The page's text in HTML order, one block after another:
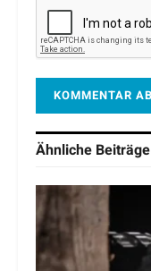
Ähnliche Beiträge